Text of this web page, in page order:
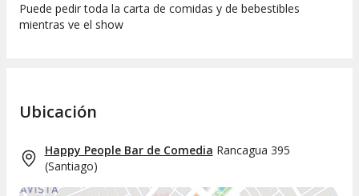
Puede pedir toda la carta de comidas y de bebestibles
mientras ve el show
Ubicación
Happy People Bar de Comedia Rancagua 395
(Santiago)